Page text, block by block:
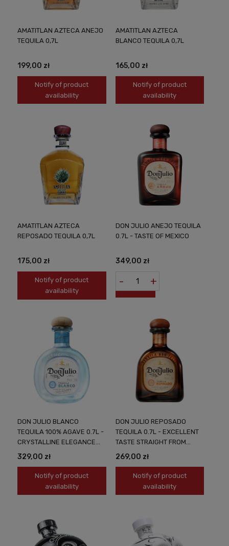
AMATITLAN AZTECA ANEJO
TEQUILA 0,7L
199,00 zł
Notify of product
availability
AMATITLAN AZTECA
BLANCO TEQUILA 0,7L
165,00 zł
Notify of product
availability
AMATITLAN AZTECA
REPOSADO TEQUILA 0,7L
175,00 zł
Notify of product
availability
DON JULIO ANEJO TEQUILA
0.7L - TASTE OF MEXICO
349,00 zł
- +
DON JULIO BLANCO
TEQUILA 100% AGAVE 0.7L -
CRYSTALLINE ELEGANCE
FROM MEXICO
329,00 zł
Notify of product
availability
DON JULIO REPOSADO
TEQUILA 0.7L - EXCELLENT
TASTE STRAIGHT FROM
MEXICO
269,00 zł
Notify of product
availability